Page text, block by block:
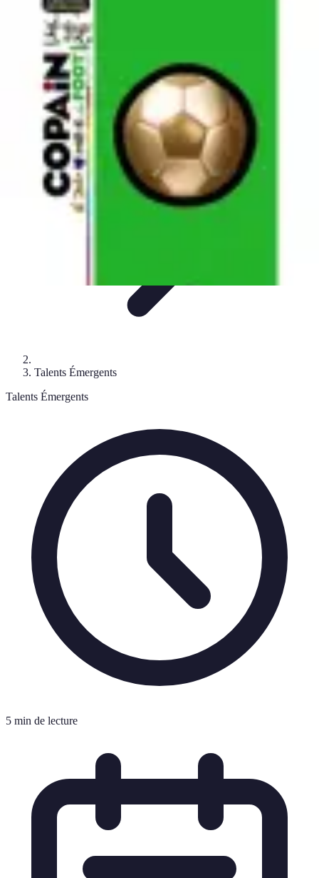
Top Footballeurs
Talents Émergentstalents émergents
émergentsTendances
Top Footballeurs
Talents Émergents
Talents Émergents
5 min de lecture